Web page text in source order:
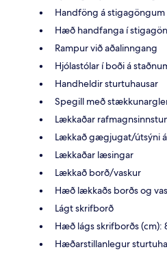
Handföng á stigagöngum
Hæð handfanga í
Rampur við aðalinngang
Hjólastólar í boði á
Handheldir sturtuhausar
Spegill með
Lækkaðar
Lækkað gægjugat/útsýni
Lækkaðar læsingar
Lækkað borð/vaskur
Hæð lækkaðs borðs og
Lágt skrifborð
Hæð lágs skrifborðs (cm):
Hæðarstillanlegur